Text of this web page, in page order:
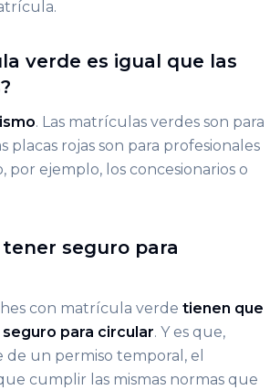
verde es igual que las
. Las matrículas verdes son para
placas rojas son para profesionales
por ejemplo, los concesionarios o
seguro para
con matrícula verde tienen que
para circular. Y es que,
un permiso temporal, el
cumplir las mismas normas que